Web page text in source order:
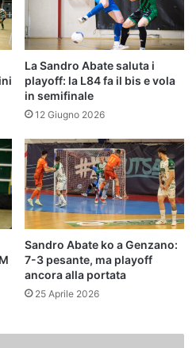
La Sandro Abate saluta i
playoff: la L84 fa il bis e vola
in semifinale
12 Giugno 2026
Sandro Abate ko a Genzano:
7-3 pesante, ma playoff
ancora alla portata
25 Aprile 2026